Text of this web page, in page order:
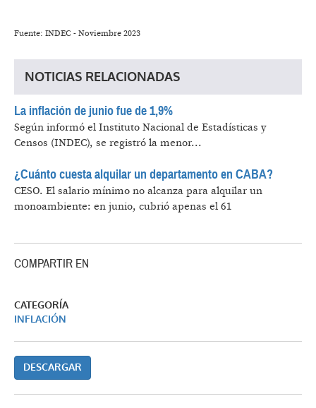
Fuente: INDEC - Noviembre 2023
NOTICIAS RELACIONADAS
La inflación de junio fue de 1,9%
Según informó el Instituto Nacional de Estadísticas y
Censos (INDEC), se registró la menor...
¿Cuánto cuesta alquilar un departamento en CABA?
CESO. El salario mínimo no alcanza para alquilar un
monoambiente: en junio, cubrió apenas el 61
COMPARTIR EN
CATEGORÍA
INFLACIÓN
DESCARGAR